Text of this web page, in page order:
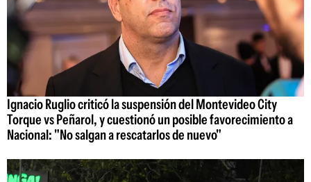
Ignacio Ruglio criticó la suspensión del Montevideo City
Torque vs Peñarol, y cuestionó un posible favorecimiento a
Nacional: "No salgan a rescatarlos de nuevo"